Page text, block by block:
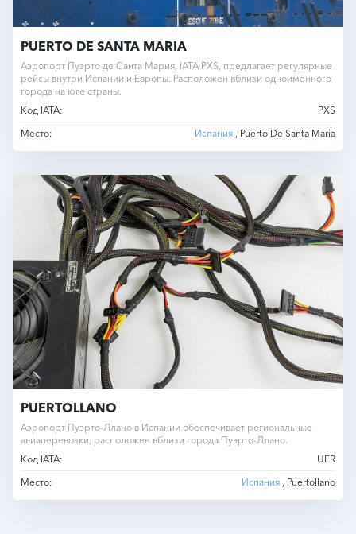
PUERTO DE SANTA MARIA
Аэропорт Пуэрто де Санта Мария, IATA PXS, предлагает регулярные
рейсы внутри Испании и Европы. Расположен вблизи одноимённого
города на юге страны.
Код IATA:
PXS
Место:
Испания , Puerto De Santa Maria
PUERTOLLANO
Аэропорт Пуэрто-Ллано в Испании обеспечивает региональные
авиаперевозки, расположен вблизи города Пуэрто-Ллано.
Код IATA:
UER
Место:
Испания , Puertollano